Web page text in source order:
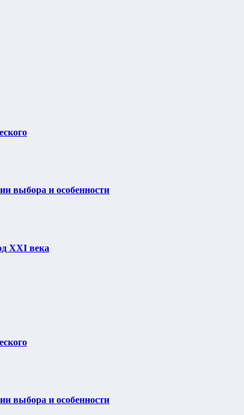
выбора и особенности
XXI века
выбора и особенности